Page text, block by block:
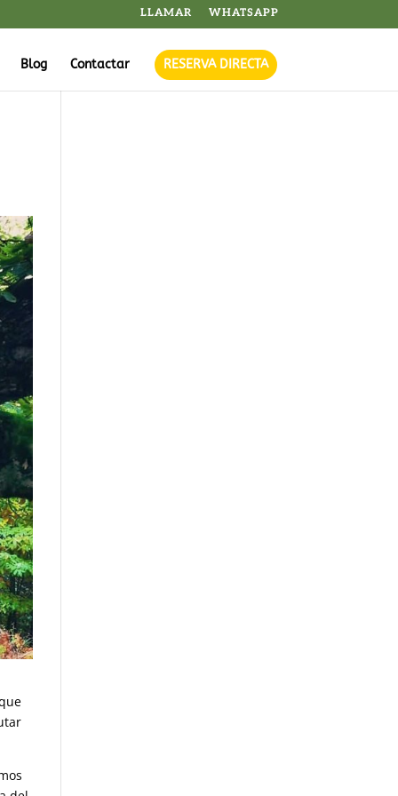
LLAMAR WHATSAPP
Blog Contactar RESERVA DIRECTA